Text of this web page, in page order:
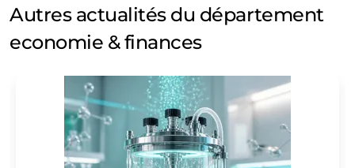
Autres actualités du département
economie & finances